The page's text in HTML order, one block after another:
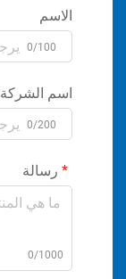
الاسم
0/100
اسم الشركة
0/200
رسالة
0/1000